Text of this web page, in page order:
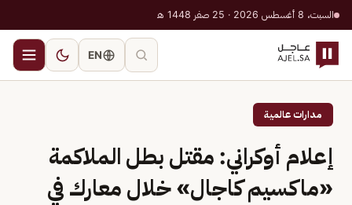
السبت، 8 أغسطس 2026 · 25 صفر 1448 هـ
EN
مدارات عالمية
إعلام أوكراني: مقتل بطل الملاكمة
«ماكسيم كاجال» خلال معارك في